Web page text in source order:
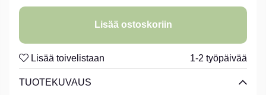
Lisää ostoskoriin
Lisää toivelistaan 1-2 työpäivää
TUOTEKUVAUS